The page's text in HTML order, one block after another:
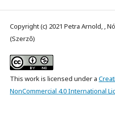
Copyright (c) 2021 Petra Arnold, ,
(Szerző)
This work is licensed under a
NonCommercial 4.0 International